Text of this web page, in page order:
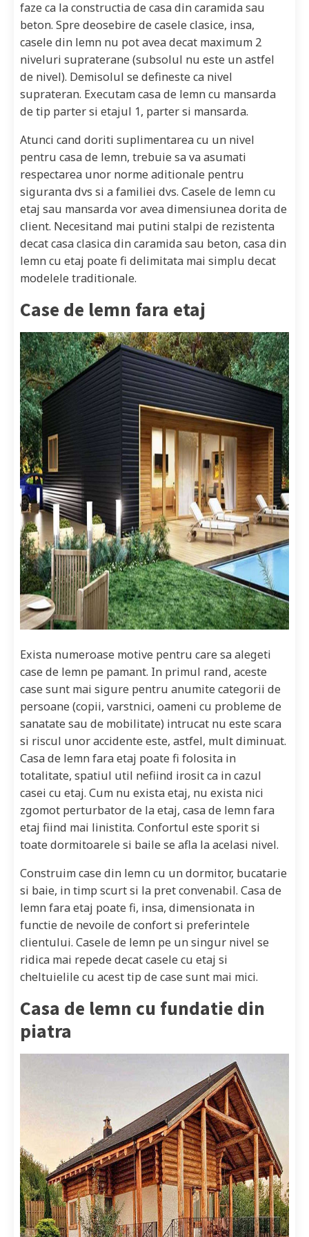
faze ca la constructia de casa din caramida sau
beton. Spre deosebire de casele clasice, insa,
casele din lemn nu pot avea decat maximum 2
niveluri supraterane (subsolul nu este un astfel
de nivel). Demisolul se defineste ca nivel
suprateran. Executam casa de lemn cu mansarda
de tip parter si etajul 1, parter si mansarda.
Atunci cand doriti suplimentarea cu un nivel
pentru casa de lemn, trebuie sa va asumati
respectarea unor norme aditionale pentru
siguranta dvs si a familiei dvs. Casele de lemn cu
etaj sau mansarda vor avea dimensiunea dorita de
client. Necesitand mai putini stalpi de rezistenta
decat casa clasica din caramida sau beton, casa din
lemn cu etaj poate fi delimitata mai simplu decat
modelele traditionale.
Case de lemn fara etaj
Exista numeroase motive pentru care sa alegeti
case de lemn pe pamant. In primul rand, aceste
case sunt mai sigure pentru anumite categorii de
persoane (copii, varstnici, oameni cu probleme de
sanatate sau de mobilitate) intrucat nu este scara
si riscul unor accidente este, astfel, mult diminuat.
Casa de lemn fara etaj poate fi folosita in
totalitate, spatiul util nefiind irosit ca in cazul
casei cu etaj. Cum nu exista etaj, nu exista nici
zgomot perturbator de la etaj, casa de lemn fara
etaj fiind mai linistita. Confortul este sporit si
toate dormitoarele si baile se afla la acelasi nivel.
Construim case din lemn cu un dormitor, bucatarie
si baie, in timp scurt si la pret convenabil. Casa de
lemn fara etaj poate fi, insa, dimensionata in
functie de nevoile de confort si preferintele
clientului. Casele de lemn pe un singur nivel se
ridica mai repede decat casele cu etaj si
cheltuielile cu acest tip de case sunt mai mici.
Casa de lemn cu fundatie din
piatra